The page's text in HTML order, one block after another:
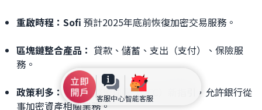
客服中心智能客服
重啟時程：Sofi 預計2025年底前恢復加密交易服務。
區塊鏈整合產品： 貸款、儲蓄、支出（支付）、保險服
務。
政策利多： 美國貨幣監理署（OCC）新指引，允許銀行從
事加密資產相關業務。